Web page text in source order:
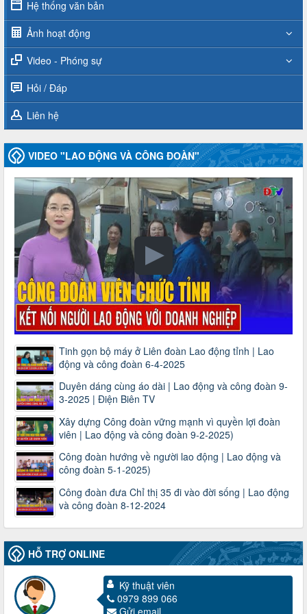
Hệ thống văn bản
Ảnh hoạt động
Video - Phóng sự
Hỏi / Đáp
Liên hệ
VIDEO "LAO ĐỘNG VÀ CÔNG ĐOÀN"
Tinh gọn bộ máy ở Liên đoàn Lao động tỉnh | Lao
động và công đoàn 6-4-2025
Duyên dáng cùng áo dài | Lao động và công đoàn 9-
3-2025 | Điện Biên TV
Xây dựng Công đoàn vững mạnh vì quyền lợi đoàn
viên | Lao động và công đoàn 9-2-2025)
Công đoàn hướng về người lao động | Lao động và
công đoàn 5-1-2025)
Công đoàn đưa Chỉ thị 35 đi vào đời sống | Lao động
và công đoàn 8-12-2024
HỖ TRỢ ONLINE
Kỹ thuật viên
0979 899 066
Gửi email
3716/TLD-TC
Công văn hướng dẫn công tác quả lý tài chính, tài sản công